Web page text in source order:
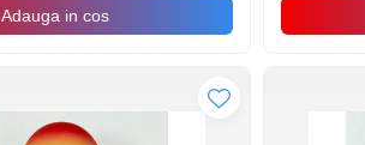
Adauga in cos